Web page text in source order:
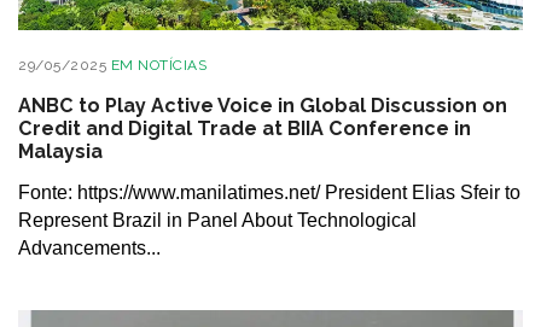
29/05/2025 EM NOTÍCIAS
ANBC to Play Active Voice in Global Discussion on
Credit and Digital Trade at BIIA Conference in
Malaysia
Fonte: https://www.manilatimes.net/ President Elias Sfeir to
Represent Brazil in Panel About Technological
Advancements...